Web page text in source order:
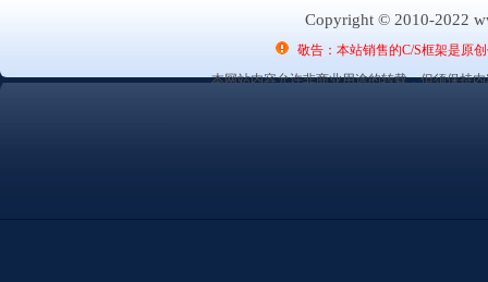
Copyright © 2010-2022
敬告：本站销售的C/S框架是原
本网站内容允许非商业用途的转载，但须保持